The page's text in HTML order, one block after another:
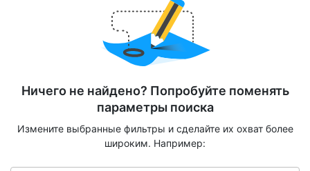
Ничего не найдено? Попробуйте поменять
параметры поиска
Измените выбранные фильтры и сделайте их охват более
широким. Например: